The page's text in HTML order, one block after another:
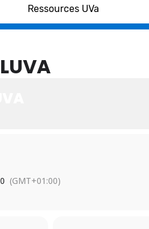
Ressources UVa
(GMT+01:00)